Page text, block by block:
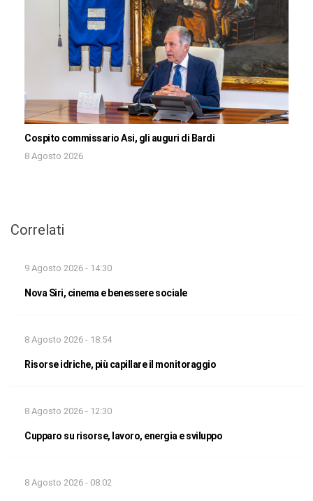
Cospito commissario Asi, gli auguri di Bardi
8 Agosto 2026
Correlati
9 Agosto 2026 - 14:30
Nova Siri, cinema e benessere sociale
8 Agosto 2026 - 18:54
Risorse idriche, più capillare il monitoraggio
8 Agosto 2026 - 12:30
Cupparo su risorse, lavoro, energia e sviluppo
8 Agosto 2026 - 08:02